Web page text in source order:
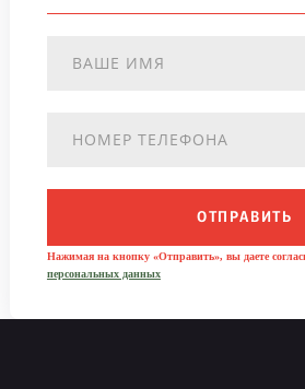
ОТПРАВИТЬ
Нажимая на кнопку «Отправить», вы даете
персональных данных